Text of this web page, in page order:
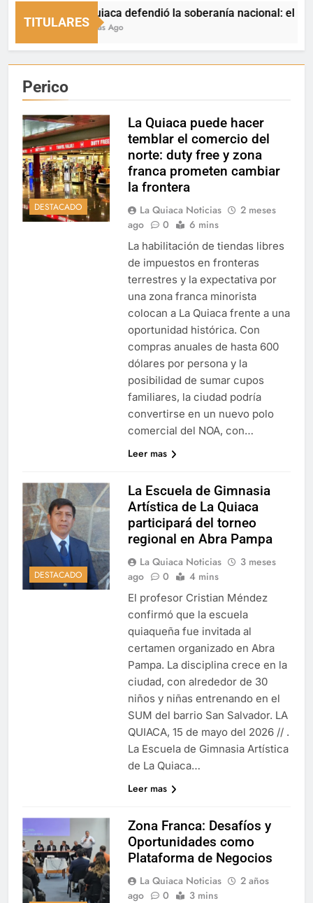
TITULARES
La Quiaca defendió la soberanía nacional: el
17 Horas Ago
Perico
DESTACADO
La Quiaca puede hacer
temblar el comercio del
norte: duty free y zona
franca prometen cambiar
la frontera
La Quiaca Noticias
2 meses
ago
0 6 mins
La habilitación de tiendas libres
de impuestos en fronteras
terrestres y la expectativa por
una zona franca minorista
colocan a La Quiaca frente a una
oportunidad histórica. Con
compras anuales de hasta 600
dólares por persona y la
posibilidad de sumar cupos
familiares, la ciudad podría
convertirse en un nuevo polo
comercial del NOA, con…
Leer mas
DESTACADO
La Escuela de Gimnasia
Artística de La Quiaca
participará del torneo
regional en Abra Pampa
La Quiaca Noticias
3 meses
ago
0 4 mins
El profesor Cristian Méndez
confirmó que la escuela
quiaqueña fue invitada al
certamen organizado en Abra
Pampa. La disciplina crece en la
ciudad, con alrededor de 30
niños y niñas entrenando en el
SUM del barrio San Salvador. LA
QUIACA, 15 de mayo del 2026 // .
La Escuela de Gimnasia Artística
de La Quiaca…
Leer mas
Zona Franca: Desafíos y
Oportunidades como
Plataforma de Negocios
La Quiaca Noticias
2 años
ago
0 3 mins